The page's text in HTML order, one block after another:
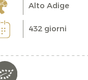
Alto Adige
432 giorni